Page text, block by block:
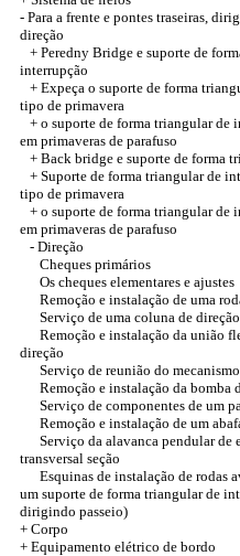
- Para a frente e pontes traseiras,
direção
+ Peredny Bridge e suporte de
interrupção
+ Expeça o suporte de forma
tipo de primavera
+ o suporte de forma triangular de
em primaveras de parafuso
+ Back bridge e suporte de forma
+ Suporte de forma triangular de
tipo de primavera
+ o suporte de forma triangular de
em primaveras de parafuso
- Direção
Cheques primários
Os cheques elementares e ajustes
Remoção e instalação de uma
Serviço de uma coluna de direção
Remoção e instalação da união
direção
Serviço de reunião do
Remoção e instalação da bomba
Serviço de componentes de um
Remoção e instalação de um
Serviço da alavanca pendular de
transversal seção
Esquinas de instalação de rodas
um suporte de forma triangular de
dirigindo passeio)
+ Corpo
+ Equipamento elétrico de bordo